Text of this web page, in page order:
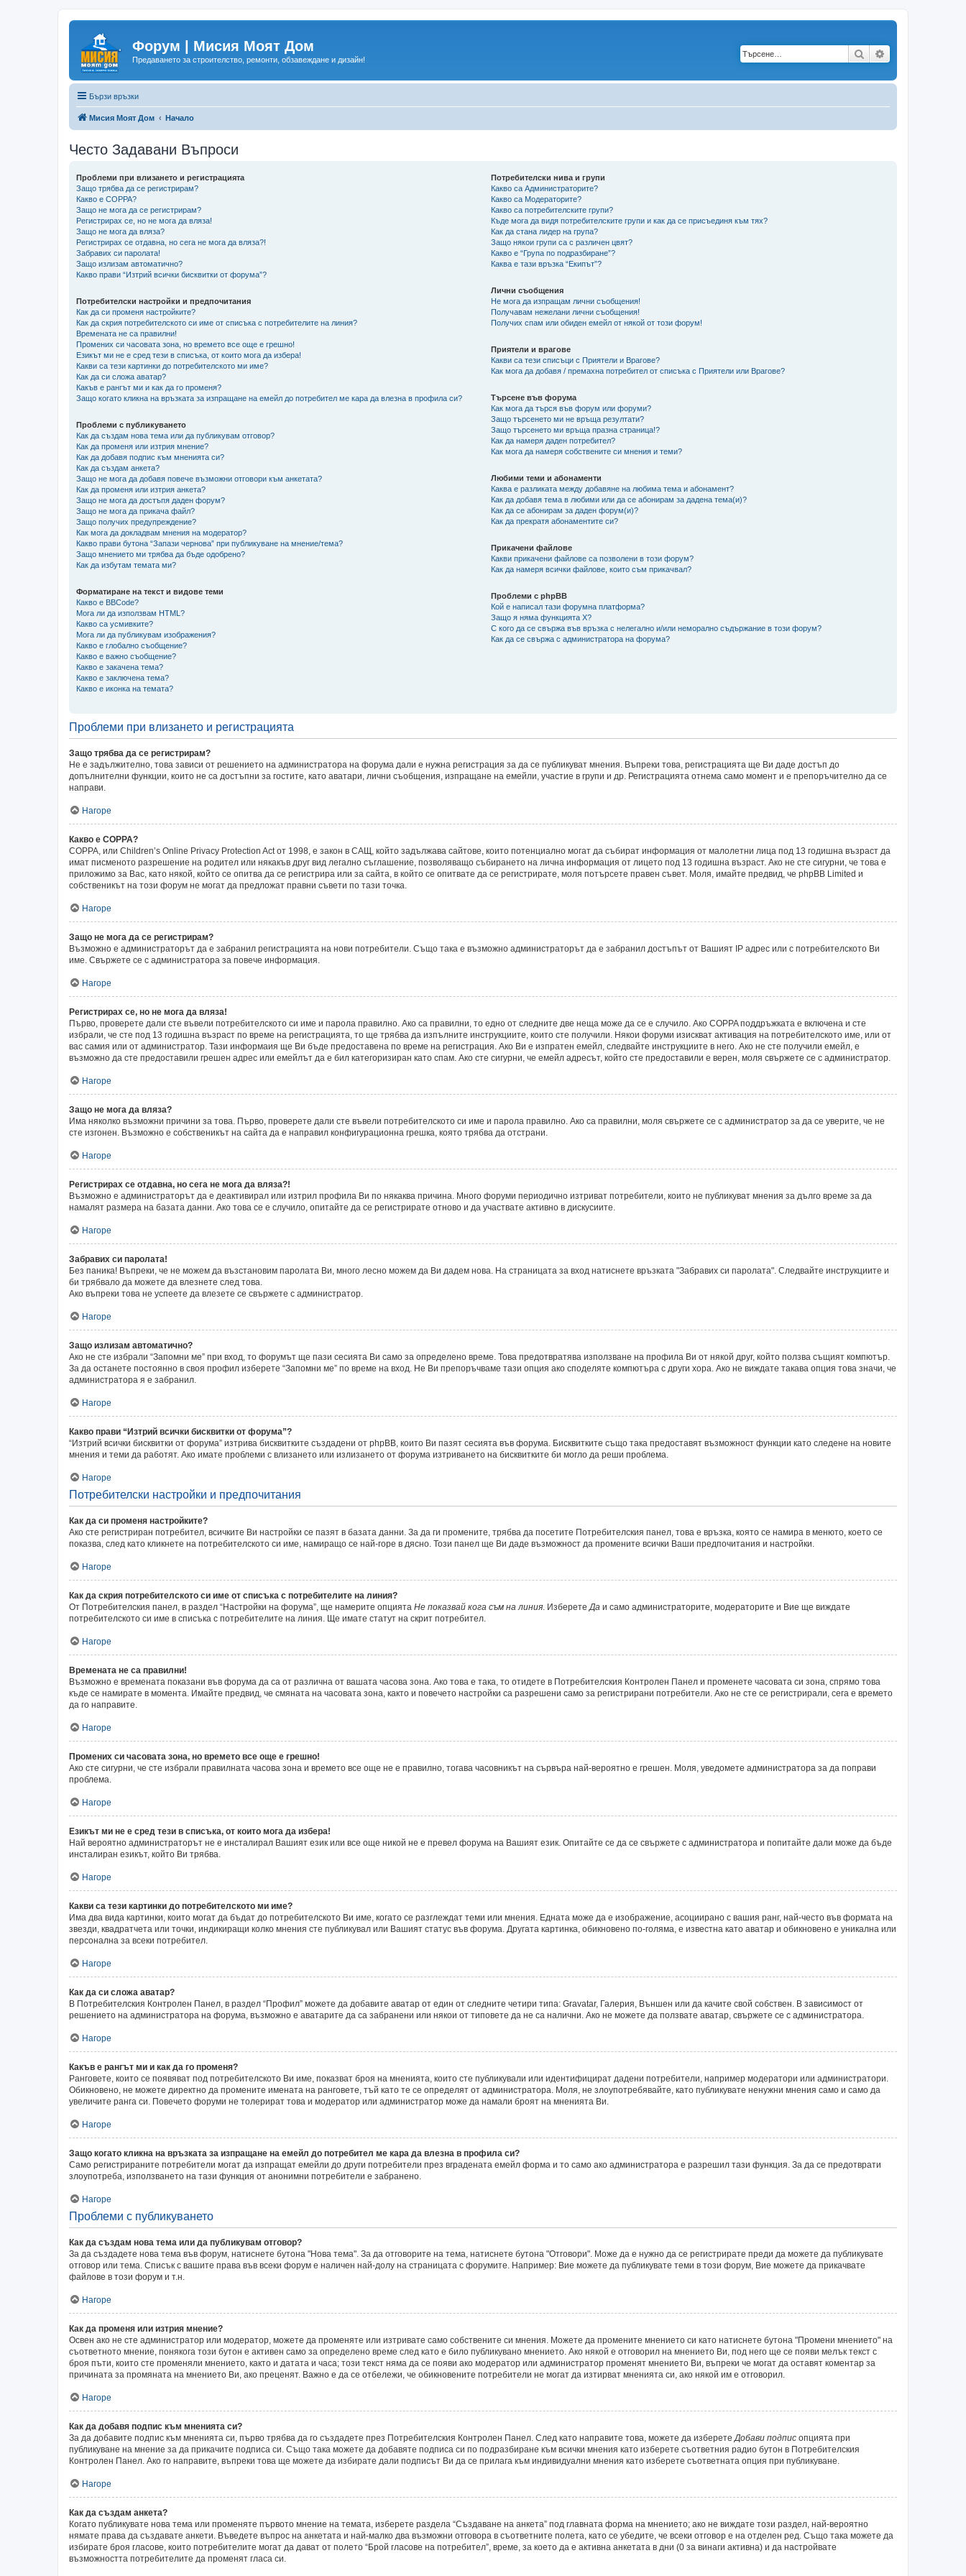
Форум | Мисия Моят Дом
Предаването за строителство, ремонти, обзавеждане и дизайн! Търсене
Бързи връзки
Мисия Моят Дом Начало
Често Задавани Въпроси
Проблеми при влизането и регистрацията
Защо трябва да се регистрирам?
Какво е COPPA?
Защо не мога да се регистрирам?
Регистрирах се, но не мога да вляза!
Защо не мога да вляза?
Регистрирах се отдавна, но сега не мога да вляза?!
Забравих си паролата!
Защо излизам автоматично?
Какво прави “Изтрий всички бисквитки от форума”?
Потребителски настройки и предпочитания
Как да си променя настройките?
Как да скрия потребителското си име от списъка с потребителите на линия?
Времената не са правилни!
Промених си часовата зона, но времето все още е грешно!
Езикът ми не е сред тези в списъка, от които мога да избера!
Какви са тези картинки до потребителското ми име?
Как да си сложа аватар?
Какъв е рангът ми и как да го променя?
Защо когато кликна на връзката за изпращане на емейл до потребител ме кара да влезна в профила си?
Проблеми с публикуването
Как да създам нова тема или да публикувам отговор?
Как да променя или изтрия мнение?
Как да добавя подпис към мненията си?
Как да създам анкета?
Защо не мога да добавя повече възможни отговори към анкетата?
Как да променя или изтрия анкета?
Защо не мога да достъпя даден форум?
Защо не мога да прикача файл?
Защо получих предупреждение?
Как мога да докладвам мнения на модератор?
Какво прави бутона “Запази чернова” при публикуване на мнение/тема?
Защо мнението ми трябва да бъде одобрено?
Как да избутам темата ми?
Форматиране на текст и видове теми
Какво е BBCode?
Мога ли да използвам HTML?
Какво са усмивките?
Мога ли да публикувам изображения?
Какво е глобално съобщение?
Какво е важно съобщение?
Какво е закачена тема?
Какво е заключена тема?
Какво е иконка на темата?
Потребителски нива и групи
Какво са Администраторите?
Какво са Модераторите?
Какво са потребителските групи?
Къде мога да видя потребителските групи и как да се присъединя към тях?
Как да стана лидер на група?
Защо някои групи са с различен цвят?
Какво е “Група по подразбиране”?
Каква е тази връзка “Екипът”?
Лични съобщения
Не мога да изпращам лични съобщения!
Получавам нежелани лични съобщения!
Получих спам или обиден емейл от някой от този форум!
Приятели и врагове
Какви са тези списъци с Приятели и Врагове?
Как мога да добавя / премахна потребител от списъка с Приятели или Врагове?
Търсене във форума
Как мога да търся във форум или форуми?
Защо търсенето ми не връща резултати?
Защо търсенето ми връща празна страница!?
Как да намеря даден потребител?
Как мога да намеря собствените си мнения и теми?
Любими теми и абонаменти
Каква е разликата между добавяне на любима тема и абонамент?
Как да добавя тема в любими или да се абонирам за дадена тема(и)?
Как да се абонирам за даден форум(и)?
Как да прекратя абонаментите си?
Прикачени файлове
Какви прикачени файлове са позволени в този форум?
Как да намеря всички файлове, които съм прикачвал?
Проблеми с phpBB
Кой е написал тази форумна платформа?
Защо я няма функцията X?
С кого да се свържа във връзка с нелегално и/или неморално съдържание в този форум?
Как да се свържа с администратора на форума?
Проблеми при влизането и регистрацията
Защо трябва да се регистрирам?
Не е задължително, това зависи от решението на администратора на форума дали е нужна регистрация за да се публикуват мнения. Въпреки това, регистрацията ще Ви даде достъп до
допълнителни функции, които не са достъпни за гостите, като аватари, лични съобщения, изпращане на емейли, участие в групи и др. Регистрацията отнема само момент и е препоръчително да се
направи.
Нагоре
Какво е COPPA?
COPPA, или Children’s Online Privacy Protection Act от 1998, е закон в САЩ, който задължава сайтове, които потенциално могат да събират информация от малолетни лица под 13 годишна възраст да
имат писменото разрешение на родител или някакъв друг вид легално съглашение, позволяващо събирането на лична информация от лицето под 13 годишна възраст. Ако не сте сигурни, че това е
приложимо за Вас, като някой, който се опитва да се регистрира или за сайта, в който се опитвате да се регистрирате, моля потърсете правен съвет. Моля, имайте предвид, че phpBB Limited и
собственикът на този форум не могат да предложат правни съвети по тази точка.
Нагоре
Защо не мога да се регистрирам?
Възможно е администраторът да е забранил регистрацията на нови потребители. Също така е възможно администраторът да е забранил достъпът от Вашият IP адрес или с потребителското Ви
име. Свържете се с администратора за повече информация.
Нагоре
Регистрирах се, но не мога да вляза!
Първо, проверете дали сте въвели потребителското си име и парола правилно. Ако са правилни, то едно от следните две неща може да се е случило. Ако COPPA поддръжката е включена и сте
избрали, че сте под 13 годишна възраст по време на регистрацията, то ще трябва да изпълните инструкциите, които сте получили. Някои форуми изискват активация на потребителското име, или от
вас самия или от администратор. Тази информаия ще Ви бъде предоставена по време на регистрация. Ако Ви е изпратен емейл, следвайте инструкциите в него. Ако не сте получили емейл, е
възможно да сте предоставили грешен адрес или емейлът да е бил категоризиран като спам. Ако сте сигурни, че емейл адресът, който сте предоставили е верен, моля свържете се с администратор.
Нагоре
Защо не мога да вляза?
Има няколко възможни причини за това. Първо, проверете дали сте въвели потребителското си име и парола правилно. Ако са правилни, моля свържете се с администратор за да се уверите, че не
сте изгонен. Възможно е собственикът на сайта да е направил конфигурационна грешка, която трябва да отстрани.
Нагоре
Регистрирах се отдавна, но сега не мога да вляза?!
Възможно е администраторът да е деактивирал или изтрил профила Ви по някаква причина. Много форуми периодично изтриват потребители, които не публикуват мнения за дълго време за да
намалят размера на базата данни. Ако това се е случило, опитайте да се регистрирате отново и да участвате активно в дискусиите.
Нагоре
Забравих си паролата!
Без паника! Въпреки, че не можем да възстановим паролата Ви, много лесно можем да Ви дадем нова. На страницата за вход натиснете връзката "Забравих си паролата". Следвайте инструкциите и
би трябвало да можете да влезнете след това.
Ако въпреки това не успеете да влезете се свържете с администратор.
Нагоре
Защо излизам автоматично?
Ако не сте избрали “Запомни ме” при вход, то форумът ще пази сесията Ви само за определено време. Това предотвратява използване на профила Ви от някой друг, който ползва същият компютър.
За да останете постоянно в своя профил изберете “Запомни ме” по време на вход. Не Ви препоръчваме тази опция ако споделяте компютъра с други хора. Ако не виждате такава опция това значи, че
администратора я е забранил.
Нагоре
Какво прави “Изтрий всички бисквитки от форума”?
“Изтрий всички бисквитки от форума” изтрива бисквитките създадени от phpBB, които Ви пазят сесията във форума. Бисквитките също така предоставят възможност функции като следене на новите
мнения и теми да работят. Ако имате проблеми с влизането или излизането от форума изтриването на бисквитките би могло да реши проблема.
Нагоре
Потребителски настройки и предпочитания
Как да си променя настройките?
Ако сте регистриран потребител, всичките Ви настройки се пазят в базата данни. За да ги промените, трябва да посетите Потребителския панел, това е връзка, която се намира в менюто, което се
показва, след като кликнете на потребителското си име, намиращо се най-горе в дясно. Този панел ще Ви даде възможност да промените всички Ваши предпочитания и настройки.
Нагоре
Как да скрия потребителското си име от списъка с потребителите на линия?
От Потребителския панел, в раздел “Настройки на форума”, ще намерите опцията Не показвай кога съм на линия . Изберете Да и само администраторите, модераторите и Вие ще виждате
потребителското си име в списъка с потребителите на линия. Ще имате статут на скрит потребител.
Нагоре
Времената не са правилни!
Възможно е времената показани във форума да са от различна от вашата часова зона. Ако това е така, то отидете в Потребителския Контролен Панел и променете часовата си зона, спрямо това
къде се намирате в момента. Имайте предвид, че смяната на часовата зона, както и повечето настройки са разрешени само за регистрирани потребители. Ако не сте се регистрирали, сега е времето
да го направите.
Нагоре
Промених си часовата зона, но времето все още е грешно!
Ако сте сигурни, че сте избрали правилната часова зона и времето все още не е правилно, тогава часовникът на сървъра най-вероятно е грешен. Моля, уведомете администратора за да поправи
проблема.
Нагоре
Езикът ми не е сред тези в списъка, от които мога да избера!
Най вероятно администраторът не е инсталирал Вашият език или все още никой не е превел форума на Вашият език. Опитайте се да се свържете с администратора и попитайте дали може да бъде
инсталиран езикът, който Ви трябва.
Нагоре
Какви са тези картинки до потребителското ми име?
Има два вида картинки, които могат да бъдат до потребителското Ви име, когато се разглеждат теми или мнения. Едната може да е изображение, асоциирано с вашия ранг, най-често във формата на
звезди, квадратчета или точки, индикиращи колко мнения сте публикувал или Вашият статус във форума. Другата картинка, обикновено по-голяма, е известна като аватар и обикновено е уникална или
персонална за всеки потребител.
Нагоре
Как да си сложа аватар?
В Потребителския Контролен Панел, в раздел “Профил” можете да добавите аватар от един от следните четири типа: Gravatar, Галерия, Външен или да качите свой собствен. В зависимост от
решението на администратора на форума, възможно е аватарите да са забранени или някои от типовете да не са налични. Ако не можете да ползвате аватар, свържете се с администратора.
Нагоре
Какъв е рангът ми и как да го променя?
Ранговете, които се появяват под потребителското Ви име, показват броя на мненията, които сте публикували или идентифицират дадени потребители, например модератори или администратори.
Обикновено, не можете директно да промените имената на ранговете, тъй като те се определят от администратора. Моля, не злоупотребявайте, като публикувате ненужни мнения само и само да
увеличите ранга си. Повечето форуми не толерират това и модератор или администратор може да намали броят на мненията Ви.
Нагоре
Защо когато кликна на връзката за изпращане на емейл до потребител ме кара да влезна в профила си?
Само регистрираните потребители могат да изпращат емейли до други потребители през вградената емейл форма и то само ако администратора е разрешил тази функция. За да се предотврати
злоупотреба, използването на тази функция от анонимни потребители е забранено.
Нагоре
Проблеми с публикуването
Как да създам нова тема или да публикувам отговор?
За да създадете нова тема във форум, натиснете бутона "Нова тема". За да отговорите на тема, натиснете бутона "Отговори". Може да е нужно да се регистрирате преди да можете да публикувате
отговор или тема. Списък с вашите права във всеки форум е наличен най-долу на страницата с форумите. Например: Вие можете да публикувате теми в този форум, Вие можете да прикачвате
файлове в този форум и т.н.
Нагоре
Как да променя или изтрия мнение?
Освен ако не сте администратор или модератор, можете да променяте или изтривате само собствените си мнения. Можете да промените мнението си като натиснете бутона "Промени мнението" на
съответното мнение, понякога този бутон е активен само за определено време след като е било публикувано мнението. Ако някой е отговорил на мнението Ви, под него ще се появи мелък текст с
броя пъти, които сте променяли мнението, както и датата и часа; този текст няма да се появи ако модератор или администратор променят мнението Ви, въпреки че могат да оставят коментар за
причината за промяната на мнението Ви, ако преценят. Важно е да се отбележи, че обикновените потребители не могат да изтирват мненията си, ако някой им е отговорил.
Нагоре
Как да добавя подпис към мненията си?
За да добавите подпис към мненията си, първо трябва да го създадете през Потребителския Контролен Панел. След като направите това, можете да изберете Добави подпис опцията при
публикуване на мнение за да прикачите подписа си. Също така можете да добавяте подписа си по подразбиране към всички мнения като изберете съответния радио бутон в Потребителския
Контролен Панел. Ако го направите, въпреки това ще можете да избирате дали подписът Ви да се прилага към индивидуални мнения като изберете съответната опция при публикуване.
Нагоре
Как да създам анкета?
Когато публикувате нова тема или променяте първото мнение на темата, изберете раздела “Създаване на анкета” под главната форма на мнението; ако не виждате този раздел, най-вероятно
нямате права да създавате анкети. Въведете въпрос на анкетата и най-малко два възможни отговора в съответните полета, като се убедите, че всеки отговор е на отделен ред. Също така можете да
избирате броя гласове, които потребителите могат да дават от полето “Брой гласове на потребител”, време, за което да е активна анкетата в дни (0 за винаги активна) и да настройвате
възможността потребителите да променят гласа си.